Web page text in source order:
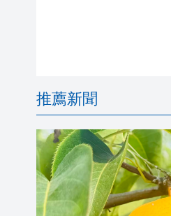
推薦新聞